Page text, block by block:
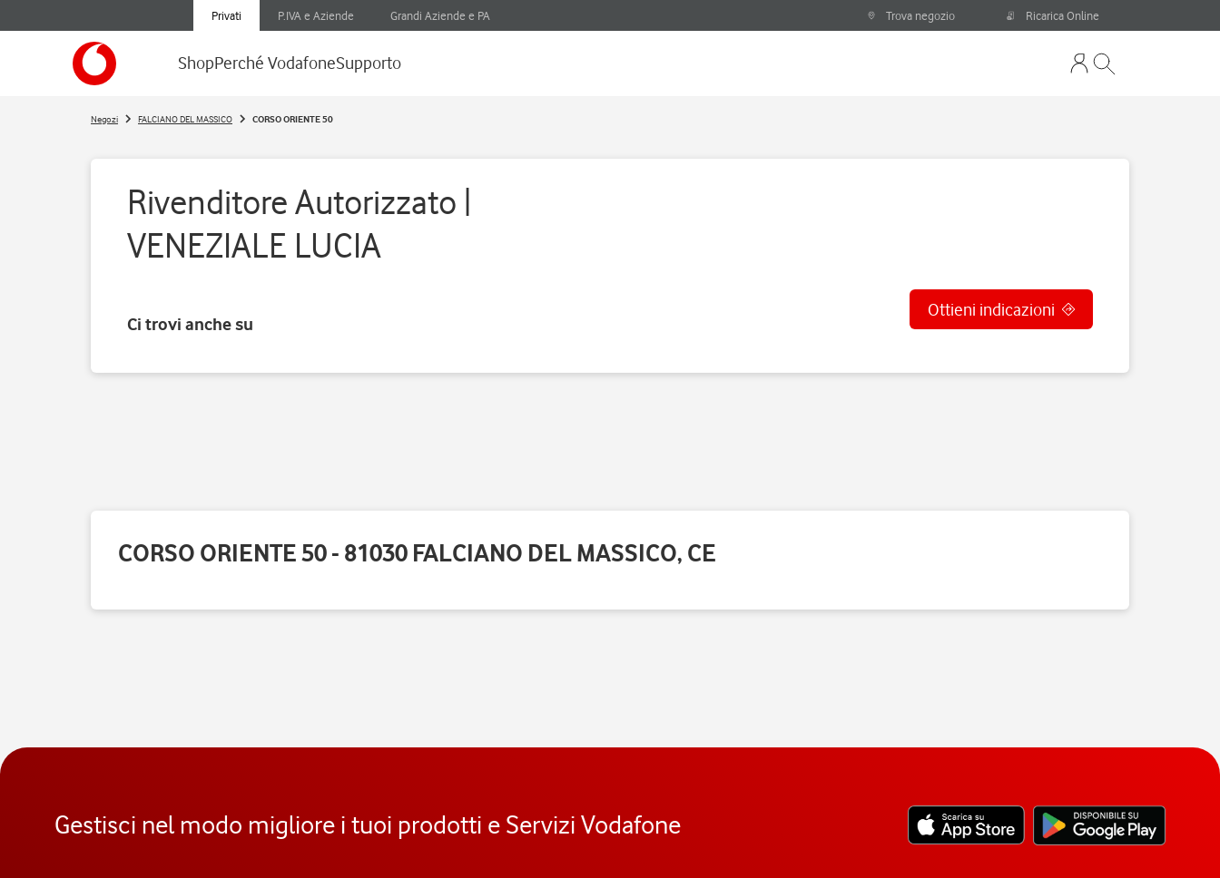
Privati P.IVA e Aziende Grandi Aziende e PA Trova negozio Ricarica Online
ShopPerché VodafoneSupporto
Negozi FALCIANO DEL MASSICO CORSO ORIENTE 50
Rivenditore Autorizzato |
VENEZIALE LUCIA
Ci trovi anche su
Ottieni indicazioni
CORSO ORIENTE 50 - 81030 FALCIANO DEL MASSICO, CE
Gestisci nel modo migliore i tuoi prodotti e Servizi Vodafone